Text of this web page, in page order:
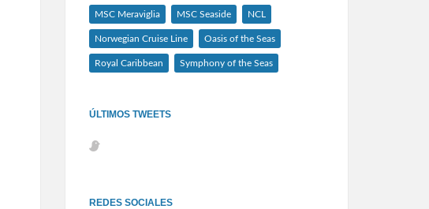
MSC Meraviglia MSC Seaside NCL
Norwegian Cruise Line Oasis of the Seas
Royal Caribbean Symphony of the Seas
ÚLTIMOS TWEETS
REDES SOCIALES